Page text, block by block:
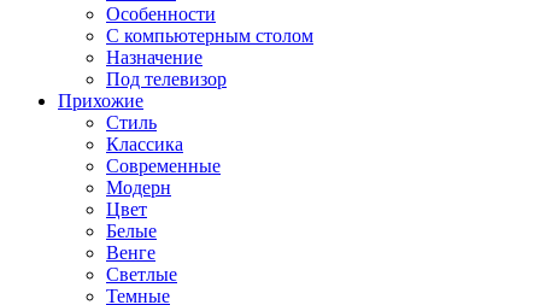
Особенности
С компьютерным столом
Назначение
Под телевизор
Прихожие
Стиль
Классика
Современные
Модерн
Цвет
Белые
Венге
Светлые
Темные